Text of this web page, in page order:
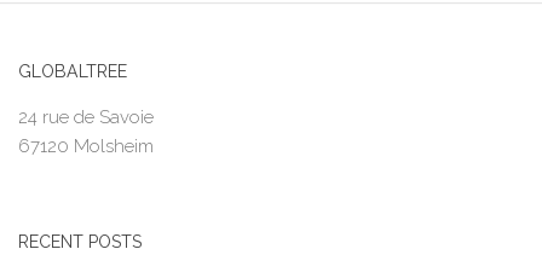
GLOBALTREE
24 rue de Savoie
67120 Molsheim
RECENT POSTS